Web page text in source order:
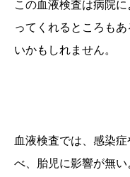
この血液検査は病院
ってくれるところも
いかもしれません。
血液検査では、感染
べ、胎児に影響が無い